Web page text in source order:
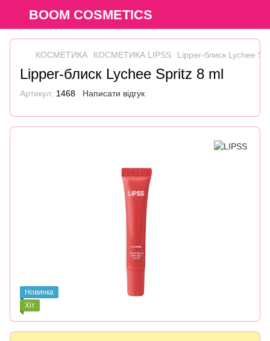
BOOM COSMETICS
КОСМЕТИКА КОСМЕТИКА LIPSS Lipper-блиск Lychee
Lipper-блиск Lychee Spritz 8 ml
Артикул: 1468 Написати відгук
Новинка
Хіт